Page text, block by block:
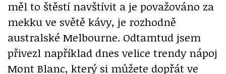
měl to štěstí navštívit a je považováno za
mekku ve světě kávy, je rozhodně
australské Melbourne. Odtamtud jsem
přivezl například dnes velice trendy nápoj
Mont Blanc, který si můžete dopřát ve